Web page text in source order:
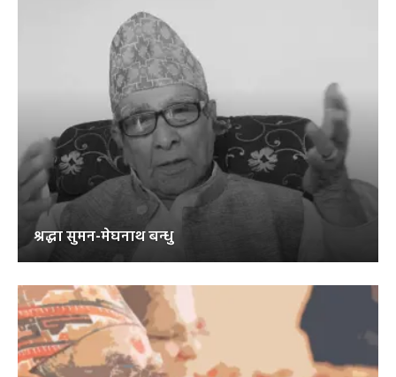
श्रद्धा सुमन-मेघनाथ बन्धु